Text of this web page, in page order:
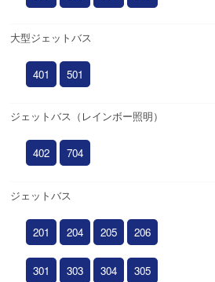
大型ジェットバス
401 501
ジェットバス（レインボー照明）
402 704
ジェットバス
201 204 205 206
301 303 304 305